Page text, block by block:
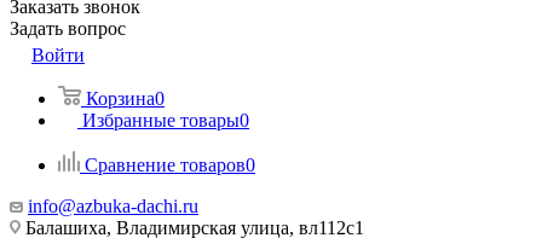
Заказать звонок
Задать вопрос
Войти
Корзина0
Избранные товары0
Сравнение товаров0
info@azbuka-dachi.ru
Балашиха, Владимирская улица, вл112с1